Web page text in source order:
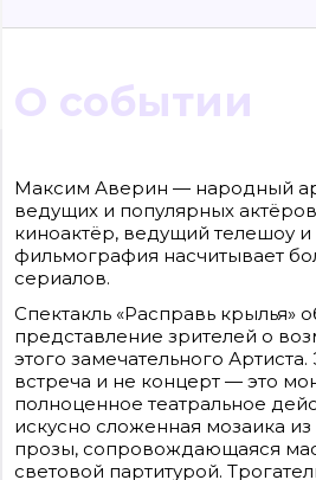
О событии
Максим Аверин — народный
ведущих и популярных
киноактёр, ведущий телешоу
фильмография насчитывает
сериалов.
Спектакль «Расправь крылья»
представление зрителей о
этого замечательного
встреча и не концерт — это
полноценное театральное
искусно сложенная мозаика
прозы, сопровождающаяся
световой партитурой.
3906148636, КПП 390601001
Контакты редакции: +7(4012) 310-124,
reklama@klops.ru. Афиша: +7(967) 351 20 51,
Адрес редакции и учредителя: г.
оф. 2
Сетевое издание "Klops.ru",
решения о регистрации: ЭЛ № ФС 77 - 78739
зарегистрировано Федеральной службой по
информационных технологий и массовых
Учредитель: ООО "Русская медиагруппа
Фомченкова Кристина Владимировна
Материалы сайта,
лицензии Creative
(«Атрибуция — На тех же
Для использования
письменное согласие
Политика в отношении